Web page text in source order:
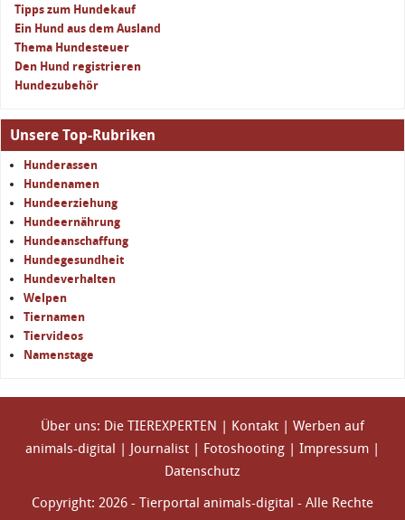
Tipps zum Hundekauf
Ein Hund aus dem Ausland
Thema Hundesteuer
Den Hund registrieren
Hundezubehör
Unsere Top-Rubriken
Hunderassen
Hundenamen
Hundeerziehung
Hundeernährung
Hundeanschaffung
Hundegesundheit
Hundeverhalten
Welpen
Tiernamen
Tiervideos
Namenstage
Über uns: Die TIEREXPERTEN | Kontakt | Werben auf
animals-digital | Journalist | Fotoshooting | Impressum |
Datenschutz
Copyright: 2026 - Tierportal animals-digital - Alle Rechte